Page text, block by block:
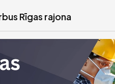
Rīgas rajona